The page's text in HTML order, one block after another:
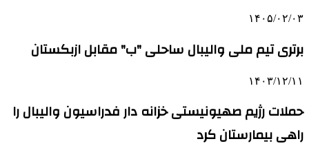
۱۴۰۵/۰۲/۰۳
برتری تیم ملی والیبال ساحلی "ب" مقابل ازبکستان
۱۴۰۳/۱۲/۱۱
حملات رژیم صهیونیستی خزانه دار فدراسیون والیبال را
راهی بیمارستان کرد